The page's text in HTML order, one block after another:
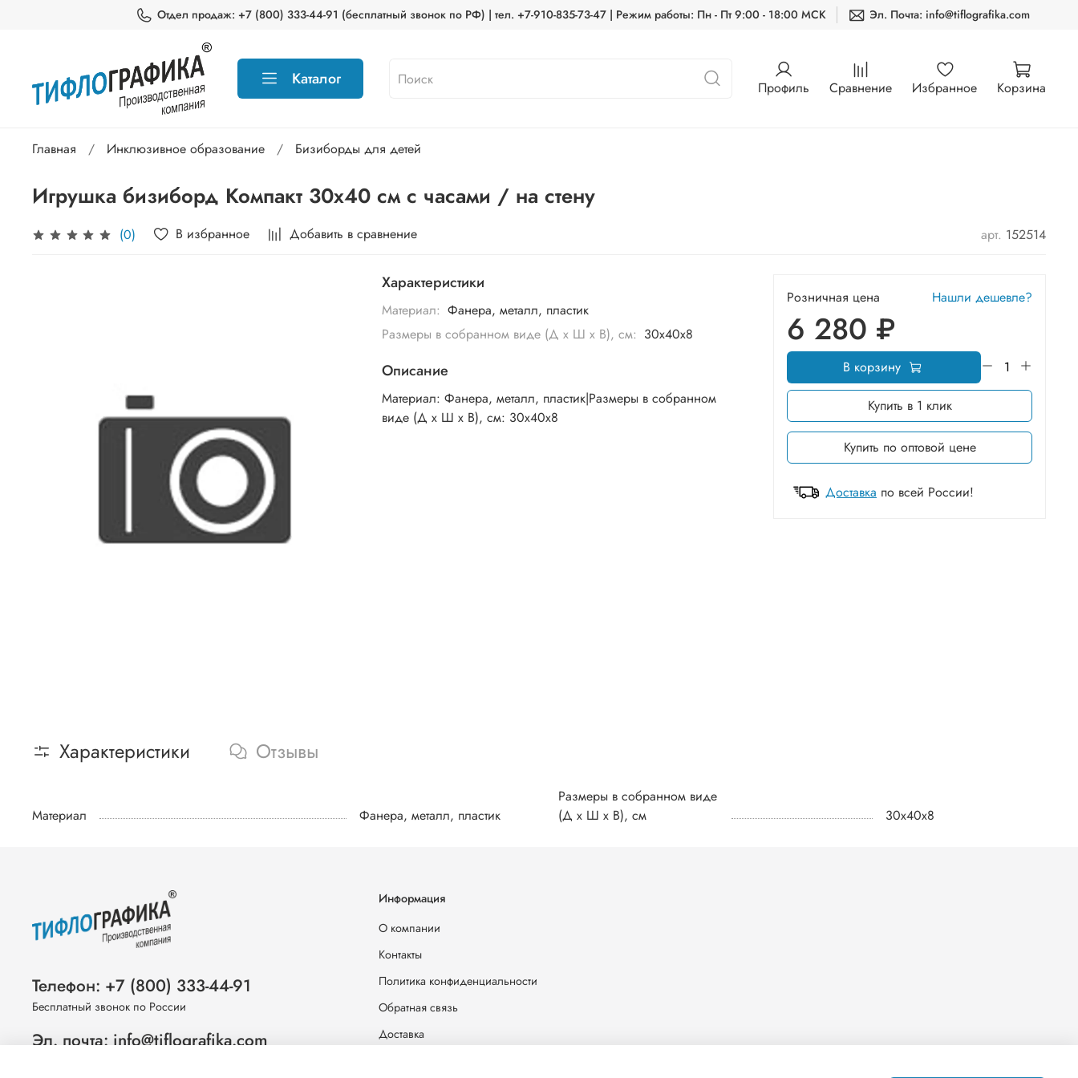
Отдел продаж: +7 (800) 333-44-91 (бесплатный звонок по РФ) | тел. +7-910-835-73-47 | Режим работы: Пн - Пт 9:00 - 18:00 МСК Эл. Почта: info@tiflografika.com
Каталог Профиль Сравнение Избранное Корзина
Главная Инклюзивное образование Бизиборды для детей
Игрушка бизиборд Компакт 30х40 см с часами / на стену
(0) В избранное Добавить в сравнение арт. 152514
Характеристики
Материал: Фанера, металл, пластик
Размеры в собранном виде (Д х Ш х В), см: 30х40х8
Описание
Материал: Фанера, металл, пластик|Размеры в собранном
виде (Д х Ш х В), см: 30х40х8
Розничная цена Нашли дешевле?
6 280 ₽
В корзину
Купить в 1 клик
Купить по оптовой цене
Доставка по всей России!
Характеристики Отзывы
Материал Фанера, металл, пластик
Размеры в собранном виде
(Д х Ш х В), см
30х40х8
Информация
О компании
Контакты
Политика конфиденциальности
Обратная связь
Доставка
Телефон: +7 (800) 333-44-91
Бесплатный звонок по России
Эл. почта: info@tiflografika.com